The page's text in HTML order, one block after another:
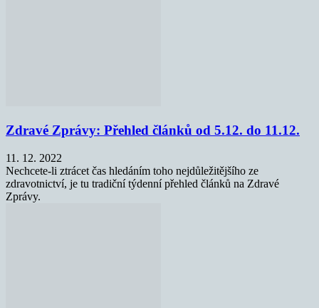
Zdravé Zprávy: Přehled článků od 5.12. do 11.12.
11. 12. 2022
Nechcete-li ztrácet čas hledáním toho nejdůležitějšího ze
zdravotnictví, je tu tradiční týdenní přehled článků na Zdravé
Zprávy.